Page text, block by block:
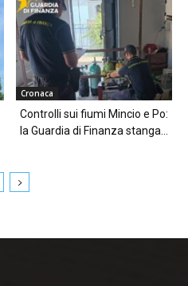
Cronaca
Controlli sui fiumi Mincio e Po:
la Guardia di Finanza stanga...